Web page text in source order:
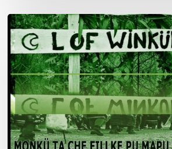
Lof
Winkül
Küsra
convoca
a
apoyar
audiencia